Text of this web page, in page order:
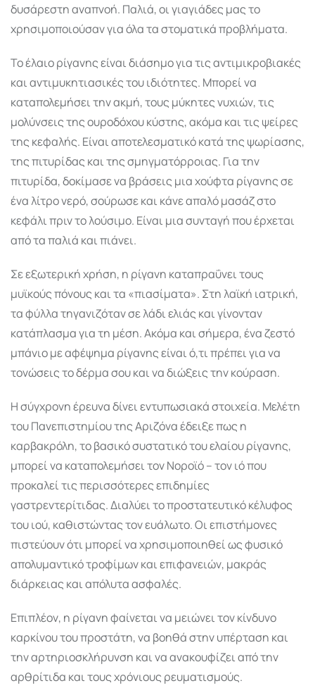
δυσάρεστη αναπνοή. Παλιά, οι γιαγιάδες μας το
χρησιμοποιούσαν για όλα τα στοματικά προβλήματα.
Το έλαιο ρίγανης είναι διάσημο για τις αντιμικροβιακές
και αντιμυκητιασικές του ιδιότητες. Μπορεί να
καταπολεμήσει την ακμή, τους μύκητες νυχιών, τις
μολύνσεις της ουροδόχου κύστης, ακόμα και τις ψείρες
της κεφαλής. Είναι αποτελεσματικό κατά της ψωρίασης,
της πιτυρίδας και της σμηγματόρροιας. Για την
πιτυρίδα, δοκίμασε να βράσεις μια χούφτα ρίγανης σε
ένα λίτρο νερό, σούρωσε και κάνε απαλό μασάζ στο
κεφάλι πριν το λούσιμο. Είναι μια συνταγή που έρχεται
από τα παλιά και πιάνει.
Σε εξωτερική χρήση, η ρίγανη καταπραΰνει τους
μυϊκούς πόνους και τα «πιασίματα». Στη λαϊκή ιατρική,
τα φύλλα τηγανιζόταν σε λάδι ελιάς και γίνονταν
κατάπλασμα για τη μέση. Ακόμα και σήμερα, ένα ζεστό
μπάνιο με αφέψημα ρίγανης είναι ό,τι πρέπει για να
τονώσεις το δέρμα σου και να διώξεις την κούραση.
Η σύγχρονη έρευνα δίνει εντυπωσιακά στοιχεία. Μελέτη
του Πανεπιστημίου της Αριζόνα έδειξε πως η
καρβακρόλη, το βασικό συστατικό του ελαίου ρίγανης,
μπορεί να καταπολεμήσει τον Νοροϊό – τον ιό που
προκαλεί τις περισσότερες επιδημίες
γαστρεντερίτιδας. Διαλύει το προστατευτικό κέλυφος
του ιού, καθιστώντας τον ευάλωτο. Οι επιστήμονες
πιστεύουν ότι μπορεί να χρησιμοποιηθεί ως φυσικό
απολυμαντικό τροφίμων και επιφανειών, μακράς
διάρκειας και απόλυτα ασφαλές.
Επιπλέον, η ρίγανη φαίνεται να μειώνει τον κίνδυνο
καρκίνου του προστάτη, να βοηθά στην υπέρταση και
την αρτηριοσκλήρυνση και να ανακουφίζει από την
αρθρίτιδα και τους χρόνιους ρευματισμούς.